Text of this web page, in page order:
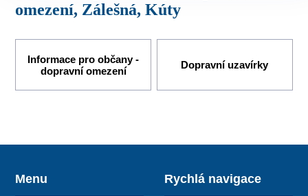
omezení, Zálešná, Kúty
Informace pro občany -
dopravní omezení
Dopravní uzavírky
Menu Rychlá navigace